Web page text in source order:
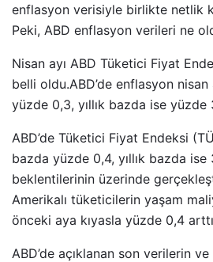
enflasyon verisiyle birlikte netlik
Peki, ABD enflasyon verileri ne
Nisan ayı ABD Tüketici Fiyat
belli oldu.ABD’de enflasyon nisan
yüzde 0,3, yıllık bazda ise yüzde
ABD’de Tüketici Fiyat Endeksi
bazda yüzde 0,4, yıllık bazda ise
beklentilerinin üzerinde
Amerikalı tüketicilerin yaşam
önceki aya kıyasla yüzde 0,4
ABD’de açıklanan son verilerin